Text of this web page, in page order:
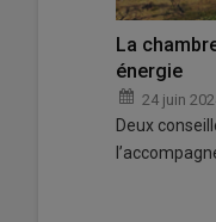
La
énergie
24 juin
Deux